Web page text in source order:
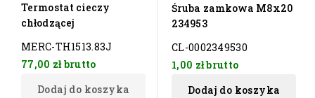
Termostat cieczy
chłodzącej
MERC-TH1513.83J
77,00 złbrutto
Dodaj do koszyka
Śruba zamkowa M8x20
234953
CL-0002349530
1,00 złbrutto
Dodaj do koszyka